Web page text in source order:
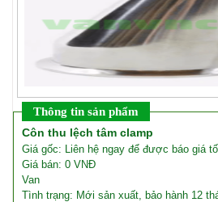
Thông tin sản phẩm
Côn thu lệch tâm clamp
Giá gốc: Liên hệ ngay để được báo giá
Giá bán: 0 VNĐ
Van
Tình trạng: Mới sản xuất, bảo hành 12